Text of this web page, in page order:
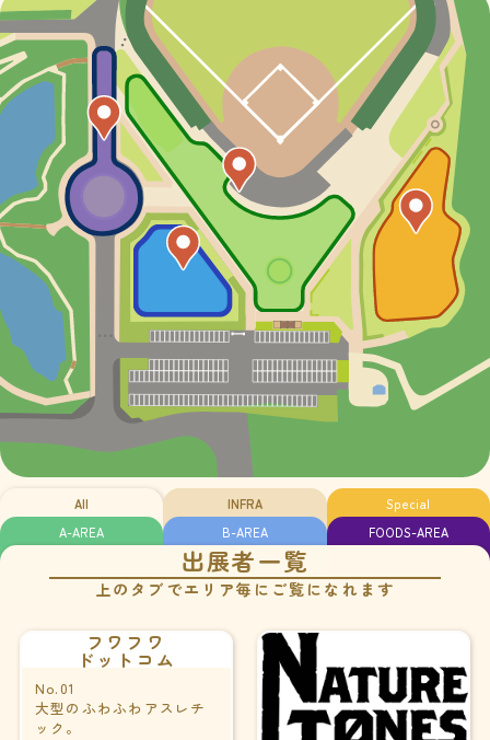
All INFRA
Special
A-AREA
B-AREA FOODS-AREA
出展者一覧
上のタブでエリア毎にご覧になれます
フワフワ
ドットコム
No.01
大型のふわふわアスレチ
ック。